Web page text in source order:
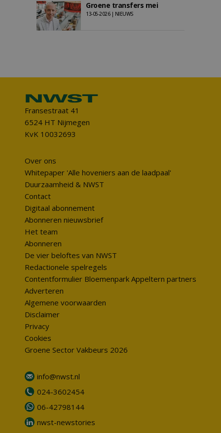
Groene transfers mei
13-05-2026 | NIEUWS
Fransestraat 41
6524 HT Nijmegen
KvK 10032693
Over ons
Whitepaper 'Alle hoveniers aan de laadpaal'
Duurzaamheid & NWST
Contact
Digitaal abonnement
Abonneren nieuwsbrief
Het team
Abonneren
De vier beloftes van NWST
Redactionele spelregels
Contentformulier Bloemenpark Appeltern partners
Adverteren
Algemene voorwaarden
Disclaimer
Privacy
Cookies
Groene Sector Vakbeurs 2026
info@nwst.nl
024-3602454
06-42798144
nwst-newstories